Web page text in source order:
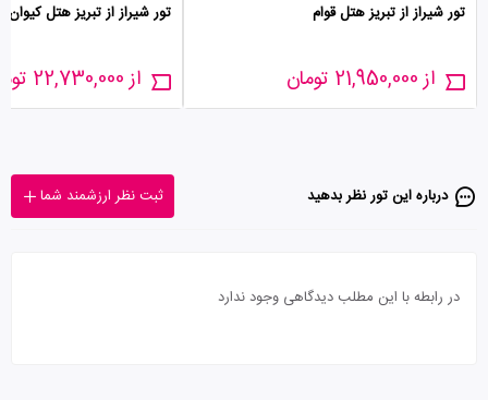
تور شیراز از تبریز هتل قوام
از 21,950,000 تومان
تور شیراز از تبریز هتل کیوان
از 22,730,000 تومان
درباره این تور‌ نظر بدهید ثبت نظر ارزشمند شما
در رابطه با این مطلب دیدگاهی وجود ندارد